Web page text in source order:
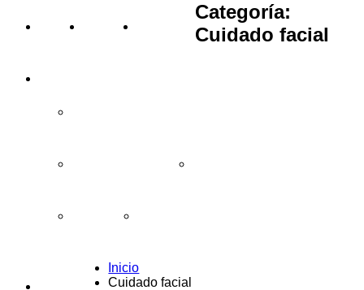
Categoría:
Cuidado facial
Inicio
Cuidado facial